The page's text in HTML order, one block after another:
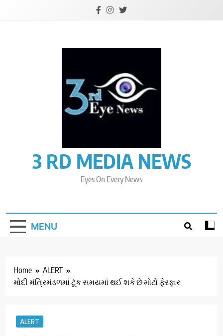
3 RD MEDIA NEWS
Eyes On Every News
MENU
Home
ALERT
મોદી મંત્રિમંડળમાં ટૂંક સમયમાં થઈ શકે છે મોટો ફેરફાર
ALERT